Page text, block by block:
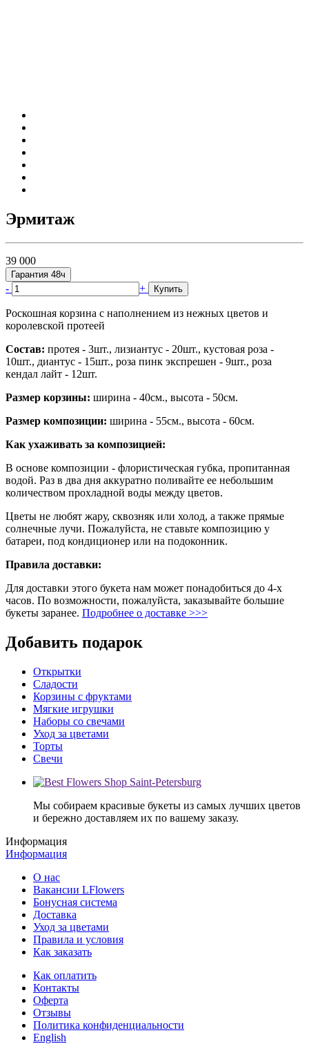
Эрмитаж
39 000
Гарантия 48ч
- + Купить
Роскошная корзина с наполнением из нежных цветов и
королевской протеей
Состав: протея - 3шт., лизиантус - 20шт., кустовая роза -
10шт., диантус - 15шт., роза пинк экспрешен - 9шт., роза
кендал лайт - 12шт.
Размер корзины: ширина - 40см., высота - 50см.
Размер композиции: ширина - 55см., высота - 60см.
Как ухаживать за композицией:
В основе композиции - флористическая губка, пропитанная
водой. Раз в два дня аккуратно поливайте ее небольшим
количеством прохладной воды между цветов.
Цветы не любят жару, сквозняк или холод, а также прямые
солнечные лучи. Пожалуйста, не ставьте композицию у
батареи, под кондиционер или на подоконник.
Правила доставки:
Для доставки этого букета нам может понадобиться до 4-х
часов. По возможности, пожалуйста, заказывайте большие
букеты заранее. Подробнее о доставке >>>
Добавить подарок
Открытки
Сладости
Корзины с фруктами
Мягкие игрушки
Наборы со свечами
Уход за цветами
Торты
Свечи
Мы собираем красивые букеты из самых лучших цветов
и бережно доставляем их по вашему заказу.
Информация
Информация
О нас
Вакансии LFlowers
Бонусная система
Доставка
Уход за цветами
Правила и условия
Как заказать
Как оплатить
Контакты
Оферта
Отзывы
Политика конфиденциальности
English